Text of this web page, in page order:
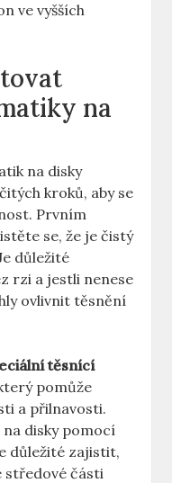
ve vyšších
na
na disky
kroků, aby ⁣se
Prvním
se, že je​ čistý
důležité
rzi a jestli nenese
ovlivnit těsnění
těsnící
pomůže
a přilnavosti.
na disky ‌pomocí
důležité zajistit,
středové části